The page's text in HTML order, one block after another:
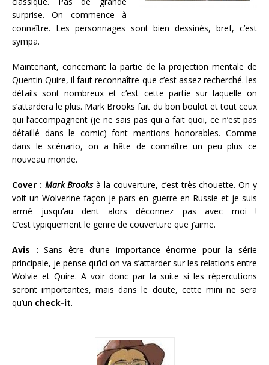
surprise. On commence à
connaître. Les personnages sont bien dessinés, bref, c’est
sympa.
Maintenant, concernant la partie de la projection mentale de
Quentin Quire, il faut reconnaître que c’est assez recherché. les
détails sont nombreux et c’est cette partie sur laquelle on
s’attardera le plus. Mark Brooks fait du bon boulot et tout ceux
qui l’accompagnent (je ne sais pas qui a fait quoi, ce n’est pas
détaillé dans le comic) font mentions honorables. Comme
dans le scénario, on a hâte de connaître un peu plus ce
nouveau monde.
Cover : Mark Brooksà la couverture, c’est très chouette. On y
voit un Wolverine façon je pars en guerre en Russie et je suis
armé jusqu’au dent alors déconnez pas avec moi !
C’est typiquement le genre de couverture que j’aime.
Avis : Sans être d’une importance énorme pour la série
principale, je pense qu’ici on va s’attarder sur les relations entre
Wolvie et Quire. A voir donc par la suite si les répercutions
seront importantes, mais dans le doute, cette mini ne sera
qu’un check-it.